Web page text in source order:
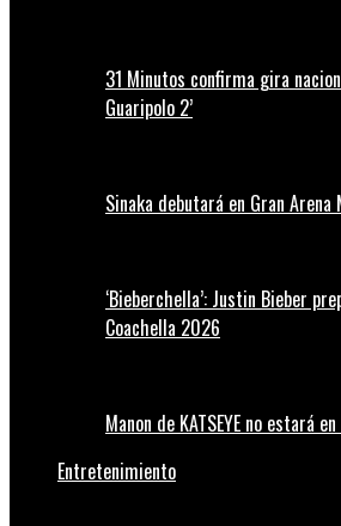
31 Minutos confirma gira
Guaripolo 2’
Sinaka debutará en Gran
‘Bieberchella’: Justin Bieber
Coachella 2026
Manon de KATSEYE no estará
Entretenimiento